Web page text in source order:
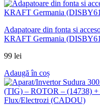
Adapatoare din fonta si
KRAFT Germania
99 lei
Adaugă în coș